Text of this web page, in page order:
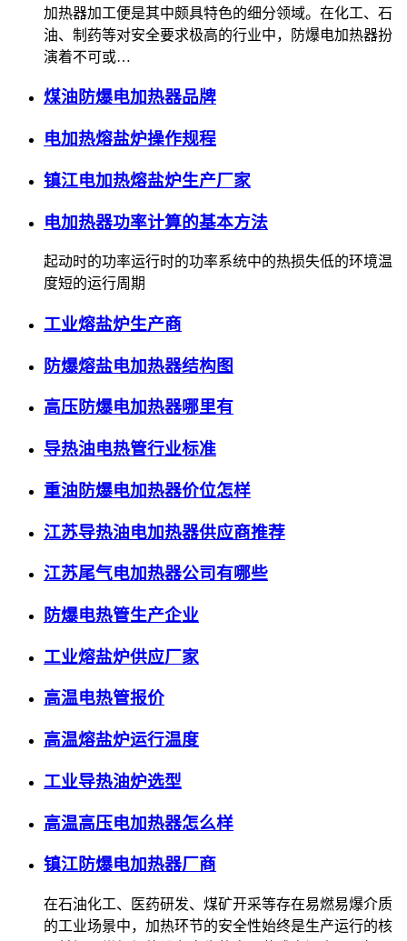
加热器加工便是其中颇具特色的细分领域。在化工、石
油、制药等对安全要求极高的行业中，防爆电加热器扮
演着不可或…
煤油防爆电加热器品牌
电加热熔盐炉操作规程
镇江电加热熔盐炉生产厂家
电加热器功率计算的基本方法
起动时的功率运行时的功率系统中的热损失低的环境温
度短的运行周期
工业熔盐炉生产商
防爆熔盐电加热器结构图
高压防爆电加热器哪里有
导热油电热管行业标准
重油防爆电加热器价位怎样
江苏导热油电加热器供应商推荐
江苏尾气电加热器公司有哪些
防爆电热管生产企业
工业熔盐炉供应厂家
高温电热管报价
高温熔盐炉运行温度
工业导热油炉选型
高温高压电加热器怎么样
镇江防爆电加热器厂商
在石油化工、医药研发、煤矿开采等存在易燃易爆介质
的工业场景中，加热环节的安全性始终是生产运行的核